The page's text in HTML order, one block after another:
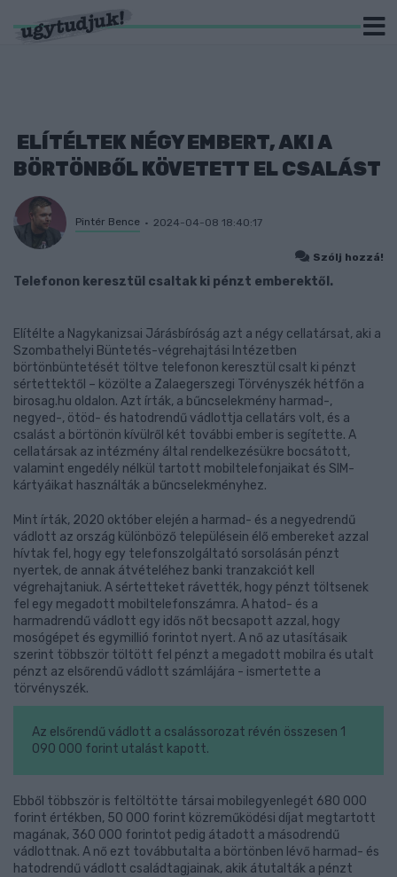
ELÍTÉLTEK NÉGY EMBERT, AKI A
BÖRTÖNBŐL KÖVETETT EL CSALÁST
Pintér Bence 2024-04-08 18:40:17
Szólj hozzá!
Telefonon keresztül csaltak ki pénzt emberektől.
Elítélte a Nagykanizsai Járásbíróság azt a négy cellatársat, aki a
Szombathelyi Büntetés-végrehajtási Intézetben
börtönbüntetését töltve telefonon keresztül csalt ki pénzt
sértettektől – közölte a Zalaegerszegi Törvényszék hétfőn a
birosag.hu oldalon. Azt írták, a bűncselekmény harmad-,
negyed-, ötöd- és hatodrendű vádlottja cellatárs volt, és a
csalást a börtönön kívülről két további ember is segítette. A
cellatársak az intézmény által rendelkezésükre bocsátott,
valamint engedély nélkül tartott mobiltelefonjaikat és SIM-
kártyáikat használták a bűncselekményhez.
Mint írták, 2020 október elején a harmad- és a negyedrendű
vádlott az ország különböző településein élő embereket azzal
hívtak fel, hogy egy telefonszolgáltató sorsolásán pénzt
nyertek, de annak átvételéhez banki tranzakciót kell
végrehajtaniuk. A sértetteket rávették, hogy pénzt töltsenek
fel egy megadott mobiltelefonszámra. A hatod- és a
harmadrendű vádlott egy idős nőt becsapott azzal, hogy
mosógépet és egymillió forintot nyert. A nő az utasításaik
szerint többször töltött fel pénzt a megadott mobilra és utalt
pénzt az elsőrendű vádlott számlájára - ismertette a
törvényszék.
Az elsőrendű vádlott a csalássorozat révén összesen 1
090 000 forint utalást kapott.
Ebből többször is feltöltötte társai mobilegyenlegét 680 000
forint értékben, 50 000 forint közreműködési díjat megtartott
magának, 360 000 forintot pedig átadott a másodrendű
vádlottnak. A nő ezt továbbutalta a börtönben lévő harmad- és
hatodrendű vádlott családtagjainak, akik átutalták a pénzt